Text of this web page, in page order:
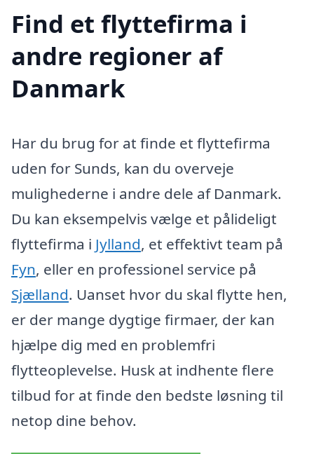
Find et flyttefirma i
andre regioner af
Danmark
Har du brug for at finde et flyttefirma
uden for Sunds, kan du overveje
mulighederne i andre dele af Danmark.
Du kan eksempelvis vælge et pålideligt
flyttefirma i Jylland, et effektivt team på
Fyn, eller en professionel service på
Sjælland. Uanset hvor du skal flytte hen,
er der mange dygtige firmaer, der kan
hjælpe dig med en problemfri
flytteoplevelse. Husk at indhente flere
tilbud for at finde den bedste løsning til
netop dine behov.